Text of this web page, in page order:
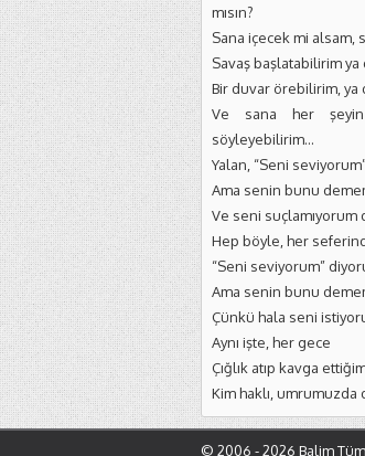
mısın?
Sana içecek mi alsam,
Savaş başlatabilirim ya
Bir duvar örebilirim, ya
Ve sana her
söyleyebilirim…
Yalan, “Seni
Ama senin bunu
Ve seni suçlamıyorum
Hep böyle, her
“Seni seviyorum”
Ama senin bunu
Çünkü hala seni
Aynı işte, her gece
Çığlık atıp kavga
Kim haklı,
© 2006 - 2026 Balim Tüm